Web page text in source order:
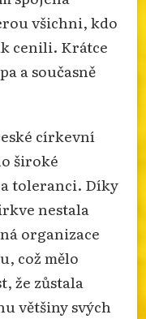
všichni, kdo
cenili. Krátce
a současně
církevní
široké
toleranci. Díky
nestala
organizace
což mělo
že zůstala
většiny svých